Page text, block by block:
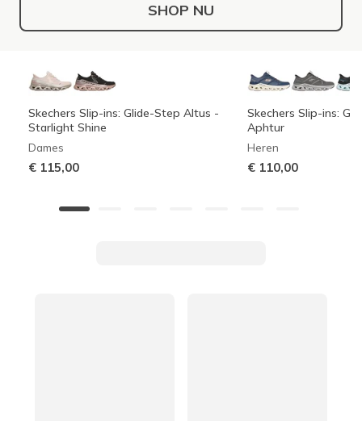
SHOP NU
Skechers Slip-ins: Glide-Step Altus -
Starlight Shine
Dames
€ 115,00
Skechers Slip-ins:
Aphtur
Heren
€ 110,00